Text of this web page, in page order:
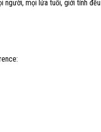
người, mọi lứa tuổi, giới tính đều